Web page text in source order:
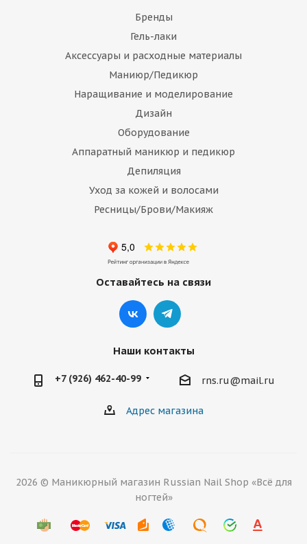
Бренды
Гель-лаки
Аксессуары и расходные материалы
Маниюр/Педикюр
Наращивание и моделирование
Дизайн
Оборудование
Аппаратный маникюр и педикюр
Депиляция
Уход за кожей и волосами
Ресницы/Брови/Макияж
Оставайтесь на связи
Наши контакты
+7 (926) 462-40-99 rns.ru@mail.ru
Адрес магазина
2026 © Маникюрный магазин Russian Nail Shop «Всё для
ногтей»